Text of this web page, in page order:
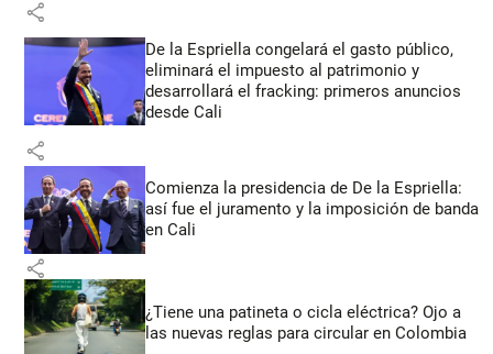
share
De la Espriella congelará el gasto público,
eliminará el impuesto al patrimonio y
desarrollará el fracking: primeros anuncios
desde Cali
share
Comienza la presidencia de De la Espriella:
así fue el juramento y la imposición de banda
en Cali
share
¿Tiene una patineta o cicla eléctrica? Ojo a
las nuevas reglas para circular en Colombia